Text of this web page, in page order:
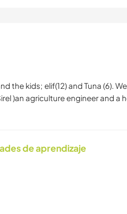
the kids; elif(12) and Tuna (6).
)an agriculture engineer and a
de aprendizaje